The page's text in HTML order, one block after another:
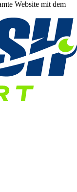
Website mit dem